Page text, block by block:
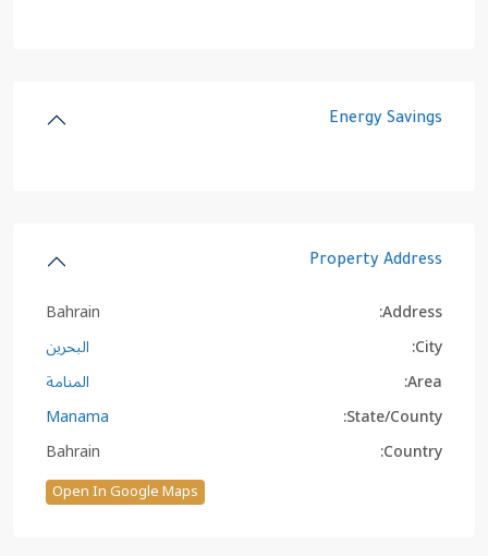
Energy Savings
Property Address
Address:
Bahrain
City:
البحرين
Area:
المنامة
State/County:
Manama
Country:
Bahrain
Open In Google Maps